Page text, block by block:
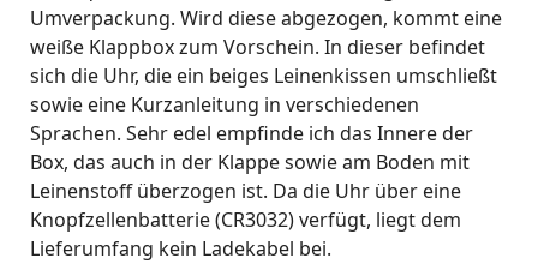
Umverpackung. Wird diese abgezogen, kommt eine
weiße Klappbox zum Vorschein. In dieser befindet
sich die Uhr, die ein beiges Leinenkissen umschließt
sowie eine Kurzanleitung in verschiedenen
Sprachen. Sehr edel empfinde ich das Innere der
Box, das auch in der Klappe sowie am Boden mit
Leinenstoff überzogen ist. Da die Uhr über eine
Knopfzellenbatterie (CR3032) verfügt, liegt dem
Lieferumfang kein Ladekabel bei.